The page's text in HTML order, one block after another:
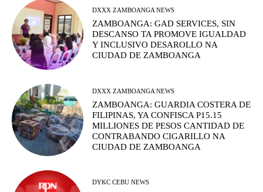
DXXX ZAMBOANGA NEWS
ZAMBOANGA: GAD SERVICES, SIN
DESCANSO TA PROMOVE IGUALDAD
Y INCLUSIVO DESAROLLO NA
CIUDAD DE ZAMBOANGA
DXXX ZAMBOANGA NEWS
ZAMBOANGA: GUARDIA COSTERA DE
FILIPINAS, YA CONFISCA P15.15
MILLIONES DE PESOS CANTIDAD DE
CONTRABANDO CIGARILLO NA
CIUDAD DE ZAMBOANGA
DYKC CEBU NEWS